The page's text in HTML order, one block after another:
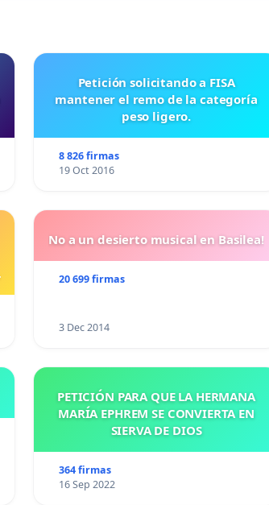
Petición solicitando a FISA
mantener el remo de la categoría
peso ligero.
8 826 firmas
19 Oct 2016
No a un desierto musical en Basilea!
20 699 firmas
3 Dec 2014
PETICIÓN PARA QUE LA HERMANA
MARÍA EPHREM SE CONVIERTA EN
SIERVA DE DIOS
364 firmas
16 Sep 2022